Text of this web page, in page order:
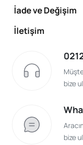
İade ve Değişim
İletişim
bize
bize